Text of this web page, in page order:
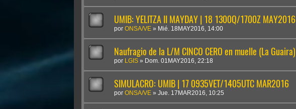
UMIB: YELITZA II MAYDAY | 18 1300Q/1700Z MAY2016
por ONSA/VE » Mié. 18MAY2016, 14:00
Naufragio de la L/M CINCO CERO en muelle (La Guaira)
por LGIS » Dom. 01MAY2016, 22:18
SIMULACRO: UMIB | 17 0935VET/1405UTC MAR2016
por ONSA/VE » Jue. 17MAR2016, 10:25